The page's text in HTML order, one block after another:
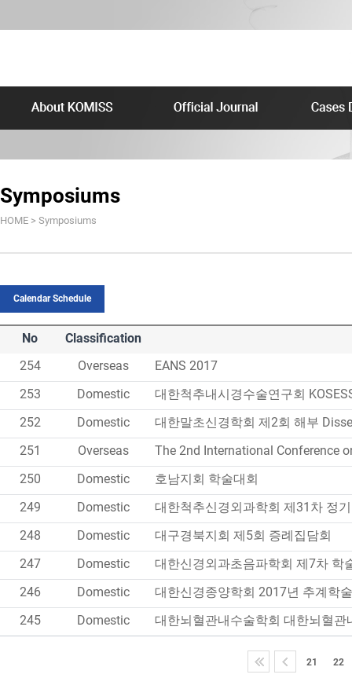
Symposiums
HOME > Symposiums
Calendar Schedule
No
Classification
254
Overseas
EANS 2017
253
Domestic
대한척추내시경수술연구회
252
Domestic
대한말초신경학회 제2회 해부
251
Overseas
250
Domestic
호남지회 학술대회
249
Domestic
대한척추신경외과학회 제31차 정
248
Domestic
대구경북지회 제5회 증례집담회
247
Domestic
대한신경외과초음파학회 제7차 학
246
Domestic
대한신경종양학회 2017년 추계학
245
Domestic
21 22